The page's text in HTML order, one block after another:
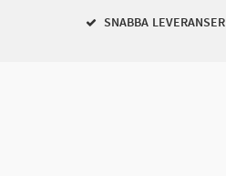
SNABBA LEVERANSER